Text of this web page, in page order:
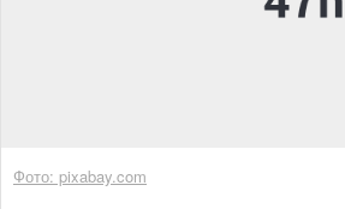
Фото: pixabay.com